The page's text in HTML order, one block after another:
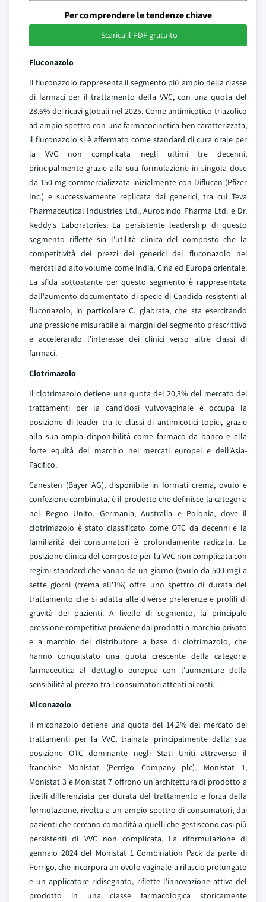
Per comprendere le tendenze chiave
Scarica il PDF gratuito
Fluconazolo
Il fluconazolo rappresenta il segmento più ampio della classe
di farmaci per il trattamento della VVC, con una quota del
28,6% dei ricavi globali nel 2025. Come antimicotico triazolico
ad ampio spettro con una farmacocinetica ben caratterizzata,
il fluconazolo si è affermato come standard di cura orale per
la VVC non complicata negli ultimi tre decenni,
principalmente grazie alla sua formulazione in singola dose
da 150 mg commercializzata inizialmente con Diflucan (Pfizer
Inc.) e successivamente replicata dai generici, tra cui Teva
Pharmaceutical Industries Ltd., Aurobindo Pharma Ltd. e Dr.
Reddy's Laboratories. La persistente leadership di questo
segmento riflette sia l'utilità clinica del composto che la
competitività dei prezzi dei generici del fluconazolo nei
mercati ad alto volume come India, Cina ed Europa orientale.
La sfida sottostante per questo segmento è rappresentata
dall'aumento documentato di specie di Candida resistenti al
fluconazolo, in particolare C. glabrata, che sta esercitando
una pressione misurabile ai margini del segmento prescrittivo
e accelerando l'interesse dei clinici verso altre classi di
farmaci.
Clotrimazolo
Il clotrimazolo detiene una quota del 20,3% del mercato dei
trattamenti per la candidosi vulvovaginale e occupa la
posizione di leader tra le classi di antimicotici topici, grazie
alla sua ampia disponibilità come farmaco da banco e alla
forte equità del marchio nei mercati europei e dell'Asia-
Pacifico.
Canesten (Bayer AG), disponibile in formati crema, ovulo e
confezione combinata, è il prodotto che definisce la categoria
nel Regno Unito, Germania, Australia e Polonia, dove il
clotrimazolo è stato classificato come OTC da decenni e la
familiarità dei consumatori è profondamente radicata. La
posizione clinica del composto per la VVC non complicata con
regimi standard che vanno da un giorno (ovulo da 500 mg) a
sette giorni (crema all'1%) offre uno spettro di durata del
trattamento che si adatta alle diverse preferenze e profili di
gravità dei pazienti. A livello di segmento, la principale
pressione competitiva proviene dai prodotti a marchio privato
e a marchio del distributore a base di clotrimazolo, che
hanno conquistato una quota crescente della categoria
farmaceutica al dettaglio europea con l'aumentare della
sensibilità al prezzo tra i consumatori attenti ai costi.
Miconazolo
Il miconazolo detiene una quota del 14,2% del mercato dei
trattamenti per la VVC, trainata principalmente dalla sua
posizione OTC dominante negli Stati Uniti attraverso il
franchise Monistat (Perrigo Company plc). Monistat 1,
Monistat 3 e Monistat 7 offrono un'architettura di prodotto a
livelli differenziata per durata del trattamento e forza della
formulazione, rivolta a un ampio spettro di consumatori, dai
pazienti che cercano comodità a quelli che gestiscono casi più
persistenti di VVC non complicata. La riformulazione di
gennaio 2024 del Monistat 1 Combination Pack da parte di
Perrigo, che incorpora un ovulo vaginale a rilascio prolungato
e un applicatore ridisegnato, riflette l'innovazione attiva del
prodotto in una classe farmacologica storicamente